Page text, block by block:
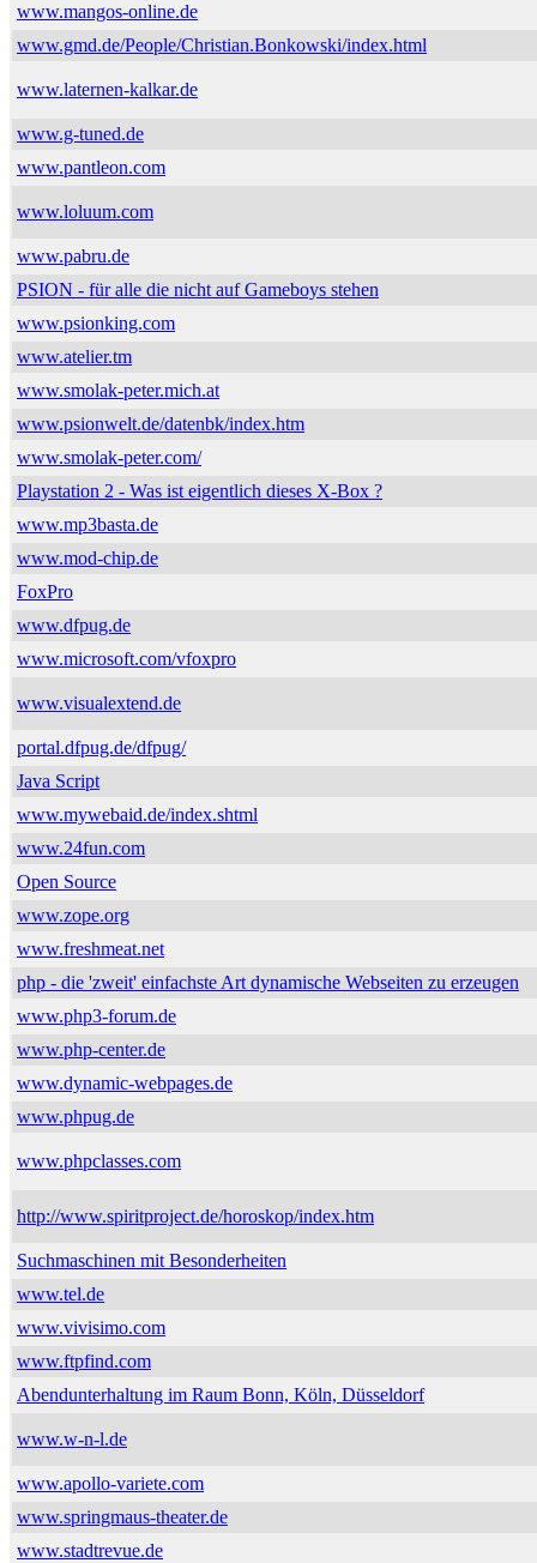
www.mangos-online.de
www.gmd.de/People/Christian.Bonkowski/index.html
www.laternen-kalkar.de
www.g-tuned.de
www.pantleon.com
www.loluum.com
www.pabru.de
PSION - für alle die nicht auf Gameboys stehen
www.psionking.com
www.atelier.tm
www.smolak-peter.mich.at
www.psionwelt.de/datenbk/index.htm
www.smolak-peter.com/
Playstation 2 - Was ist eigentlich dieses X-Box ?
www.mp3basta.de
www.mod-chip.de
FoxPro
www.dfpug.de
www.microsoft.com/vfoxpro
www.visualextend.de
portal.dfpug.de/dfpug/
Java Script
www.mywebaid.de/index.shtml
www.24fun.com
Open Source
www.zope.org
www.freshmeat.net
php - die 'zweit' einfachste Art dynamische Webseiten zu erzeugen
www.php3-forum.de
www.php-center.de
www.dynamic-webpages.de
www.phpug.de
www.phpclasses.com
http://www.spiritproject.de/horoskop/index.htm
Suchmaschinen mit Besonderheiten
www.tel.de
www.vivisimo.com
www.ftpfind.com
Abendunterhaltung im Raum Bonn, Köln, Düsseldorf
www.w-n-l.de
www.apollo-variete.com
www.springmaus-theater.de
www.stadtrevue.de